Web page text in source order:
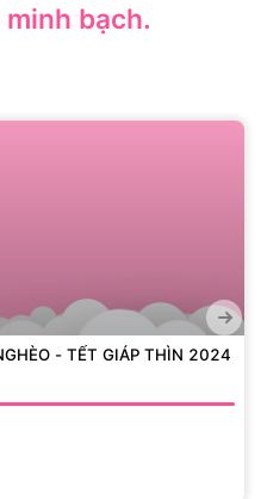
bạch.
- TẾT GIÁP THÌN 2024